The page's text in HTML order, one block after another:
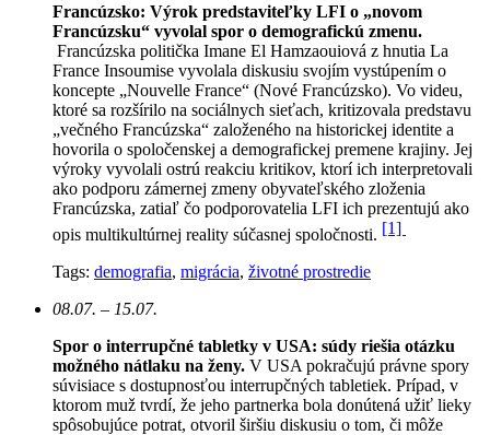
Francúzsko: Výrok predstaviteľky LFI o „novom
Francúzsku“ vyvolal spor o demografickú zmenu.
Francúzska politička Imane El Hamzaouiová z hnutia La
France Insoumise vyvolala diskusiu svojím vystúpením o
koncepte „Nouvelle France“ (Nové Francúzsko). Vo videu,
ktoré sa rozšírilo na sociálnych sieťach, kritizovala predstavu
„večného Francúzska“ založeného na historickej identite a
hovorila o spoločenskej a demografickej premene krajiny. Jej
výroky vyvolali ostrú reakciu kritikov, ktorí ich interpretovali
ako podporu zámernej zmeny obyvateľského zloženia
Francúzska, zatiaľ čo podporovatelia LFI ich prezentujú ako
opis multikultúrnej reality súčasnej spoločnosti. [1]
Tags: demografia, migrácia, životné prostredie
08.07. – 15.07.
Spor o interrupčné tabletky v USA: súdy riešia otázku
možného nátlaku na ženy. V USA pokračujú právne spory
súvisiace s dostupnosťou interrupčných tabletiek. Prípad, v
ktorom muž tvrdí, že jeho partnerka bola donútená užiť lieky
spôsobujúce potrat, otvoril širšiu diskusiu o tom, či môže